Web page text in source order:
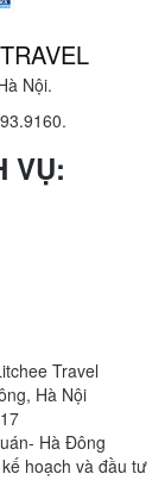
Nội.
VỤ:
Travel
Hà Nội
Hà Đông
hoạch và đầu tư